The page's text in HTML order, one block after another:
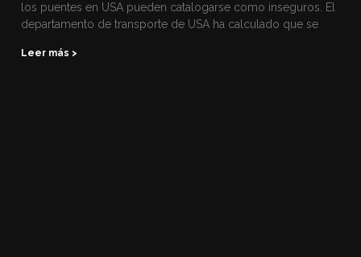
los puentes en USA pueden catalogarse como inseguros. El
departamento de transporte de USA ha calculado que se
Leer más >